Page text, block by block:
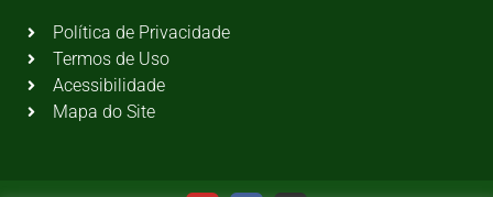
Política de Privacidade
Termos de Uso
Acessibilidade
Mapa do Site